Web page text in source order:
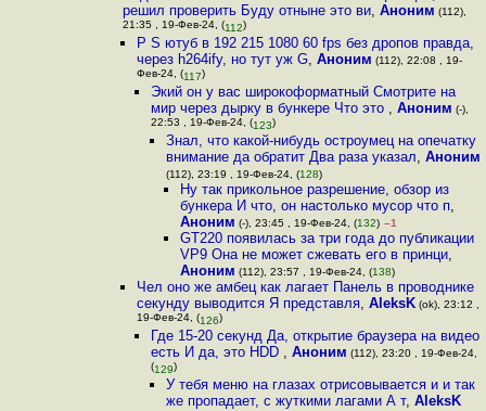
решил проверить Буду отныне это ви, Аноним (112),
21:35 , 19-Фев-24, (112)
P S ютуб в 192 215 1080 60 fps без дропов правда,
через h264ify, но тут уж G, Аноним (112), 22:08 , 19-
Фев-24, (117)
Экий он у вас широкоформатный Смотрите на
мир через дырку в бункере Что это ,Аноним (-),
22:53 , 19-Фев-24, (123)
Знал, что какой-нибудь остроумец на опечатку
внимание да обратит Два раза указал, Аноним
(112), 23:19 , 19-Фев-24, (128)
Ну так прикольное разрешение, обзор из
бункера И что, он настолько мусор что п,
Аноним (-), 23:45 , 19-Фев-24, (132) –1
GT220 появилась за три года до публикации
VP9 Она не может сжевать его в принци,
Аноним (112), 23:57 , 19-Фев-24, (138)
Чел оно же амбец как лагает Панель в проводнике
секунду выводится Я представля, AleksK(ok), 23:12 ,
19-Фев-24, (126)
Где 15-20 секунд Да, открытие браузера на видео
есть И да, это HDD ,Аноним (112), 23:20 , 19-Фев-24,
(129)
У тебя меню на глазах отрисовывается и и так
же пропадает, с жуткими лагами А т, AleksK